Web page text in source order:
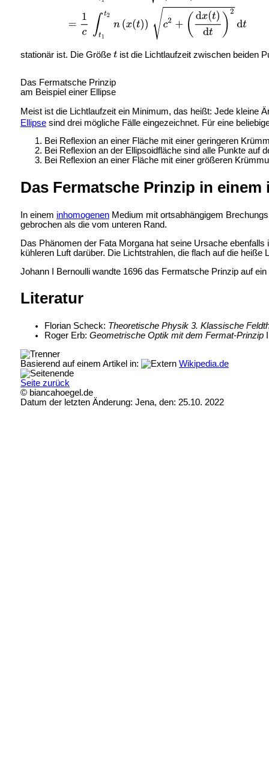
stationär ist. Die Größe ist die Lichtlaufzeit zwischen beiden
Das Fermatsche Prinzip
am Beispiel einer Ellipse
Meist ist die Lichtlaufzeit ein Minimum, das heißt: Jede kleine
Ellipsesind drei mögliche Fälle eingezeichnet. Für eine
Bei Reflexion an einer Fläche mit einer geringeren
Bei Reflexion an der Ellipsoidfläche sind alle Punkte auf
Bei Reflexion an einer Fläche mit einer größeren
Das Fermatsche Prinzip in
In einem inhomogenenMedium mit ortsabhängigem
gebrochen als die vom unteren Rand.
Das Phänomen der Fata Morgana hat seine Ursache
kühleren Luft darüber. Die Lichtstrahlen, die flach auf die
Johann I Bernoulli wandte 1696 das Fermatsche Prinzip auf ein
Literatur
Florian Scheck: Theoretische Physik 3. Klassische
Roger Erb: Geometrische Optik mit dem Fermat-Prinzip
Basierend auf einem Artikel in:
Wikipedia.de
Seite zurück
© biancahoegel.de
Datum der letzten Änderung: Jena, den: 25.10. 2022